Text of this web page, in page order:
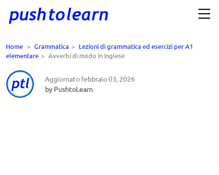
Home > Grammatica > Lezioni di grammatica ed esercizi per A1
elementare > Avverbi di modo in inglese
Aggiornato febbraio 03, 2026
by PushtoLearn